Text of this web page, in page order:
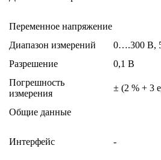
Переменное напряжение
Диапазон измерений
0….300 В,
Разрешение
0,1 В
Погрешность
измерения
± (2 % + 3
Общие данные
Интерфейс -